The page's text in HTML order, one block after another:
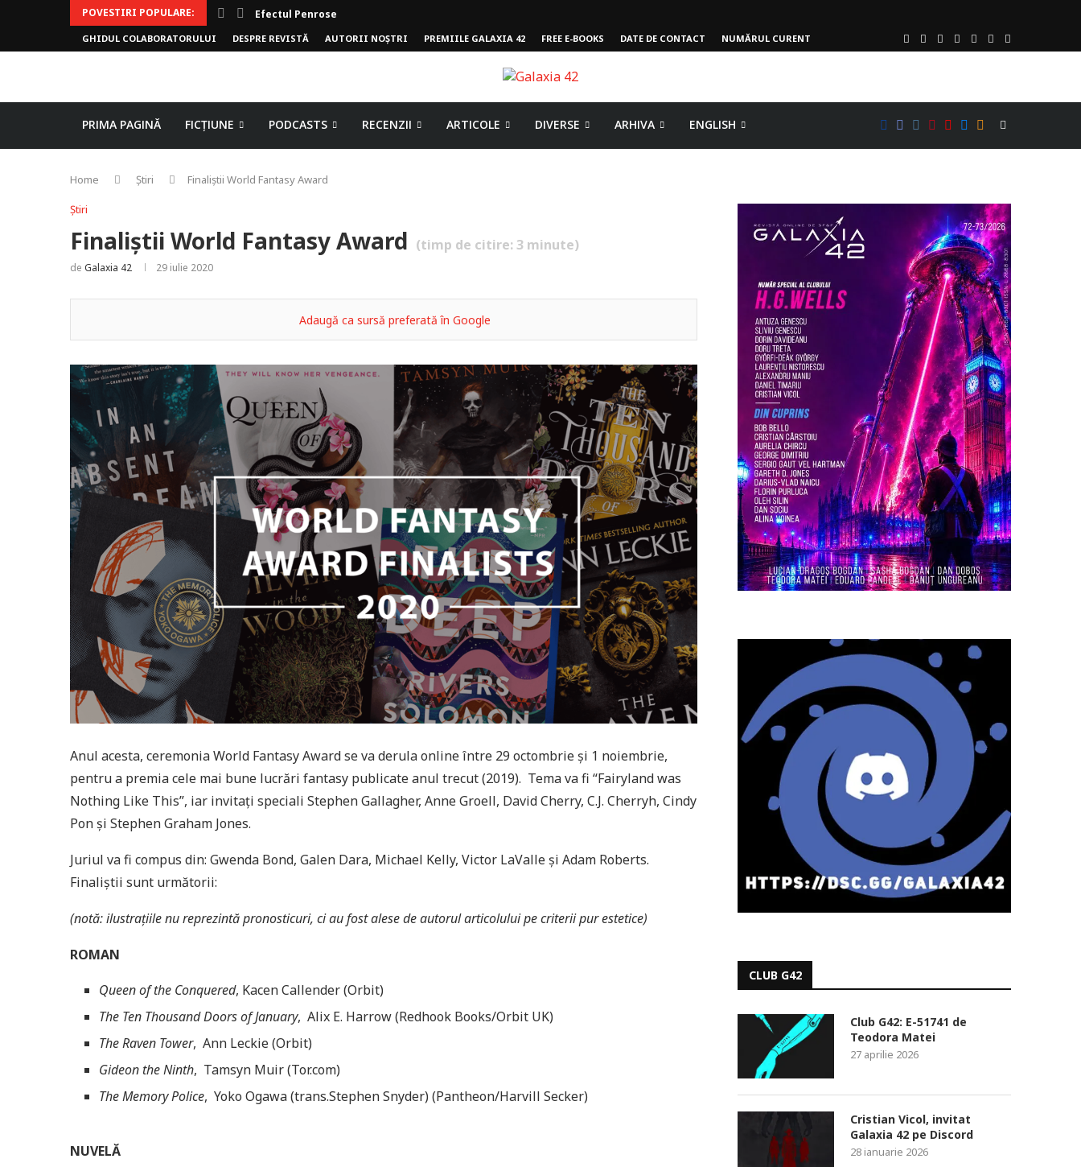
POVESTIRI POPULARE: Efectul Penrose
GHIDUL COLABORATORULUI DESPRE REVISTĂ AUTORII NOȘTRI PREMIILE GALAXIA 42 FREE E-BOOKS DATE DE CONTACT NUMĂRUL CURENT
PRIMA PAGINĂ FICȚIUNE PODCASTS RECENZII ARTICOLE DIVERSE ARHIVA ENGLISH
Home Știri Finaliștii World Fantasy Award
Știri
Finaliștii World Fantasy Award (timp de citire: 3 minute)
de Galaxia 42 29 iulie 2020
Adaugă ca sursă preferată în Google
Anul acesta, ceremonia World Fantasy Award se va derula online între 29 octombrie și 1 noiembrie,
pentru a premia cele mai bune lucrări fantasy publicate anul trecut (2019). Tema va fi “Fairyland was
Nothing Like This”, iar invitați speciali Stephen Gallagher, Anne Groell, David Cherry, C.J. Cherryh, Cindy
Pon și Stephen Graham Jones.
Juriul va fi compus din: Gwenda Bond, Galen Dara, Michael Kelly, Victor LaValle și Adam Roberts.
Finaliștii sunt următorii:
(notă: ilustrațiile nu reprezintă pronosticuri, ci au fost alese de autorul articolului pe criterii pur estetice)
ROMAN
Queen of the Conquered, Kacen Callender (Orbit)
The Ten Thousand Doors of January, Alix E. Harrow (Redhook Books/Orbit UK)
The Raven Tower, Ann Leckie (Orbit)
Gideon the Ninth, Tamsyn Muir (Tor.com)
The Memory Police, Yoko Ogawa (trans.Stephen Snyder) (Pantheon/Harvill Secker)
NUVELĂ
CLUB G42
Club G42: E-51741 de
Teodora Matei
27 aprilie 2026
Cristian Vicol, invitat
Galaxia 42 pe Discord
28 ianuarie 2026